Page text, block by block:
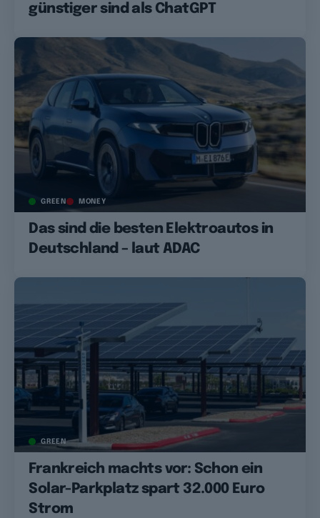
günstiger sind als ChatGPT
GREEN MONEY
Das sind die besten Elektroautos in
Deutschland – laut ADAC
GREEN
Frankreich machts vor: Schon ein
Solar-Parkplatz spart 32.000 Euro
Strom